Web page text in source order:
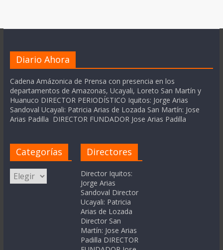
Diario Ahora
Cadena Amázonica de Prensa con presencia en los
departamentos de Amazonas, Ucayali, Loreto San Martín y
Huanuco DIRECTOR PERIODÍSTICO Iquitos: Jorge Arias
Sandoval Ucayali: Patricia Arias de Lozada San Martín: Jose
Arias Padilla DIRECTOR FUNDADOR Jose Arias Padilla
Categorías
Categorías
Directores
Director Iquitos:
Jorge Arias
Sandoval Director
Ucayali: Patricia
Arias de Lozada
Director San
Martín: Jose Arias
Padilla DIRECTOR